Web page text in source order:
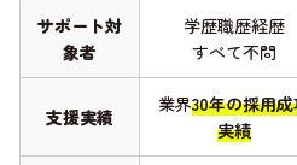
サポート対
象者
学歴職歴経歴
すべて不問
支援実績
業界30年の採用
実績